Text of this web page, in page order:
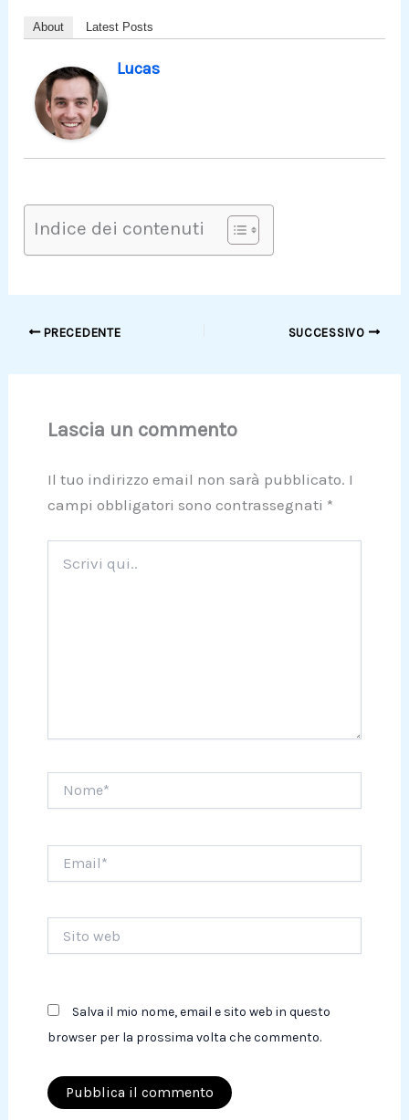
About Latest Posts
Lucas
Indice dei contenuti
PRECEDENTE SUCCESSIVO
Lascia un commento
Il tuo indirizzo email non sarà pubblicato. I
campi obbligatori sono contrassegnati *
qui..
web
Salva il mio nome, email e sito web in questo
browser per la prossima volta che commento.